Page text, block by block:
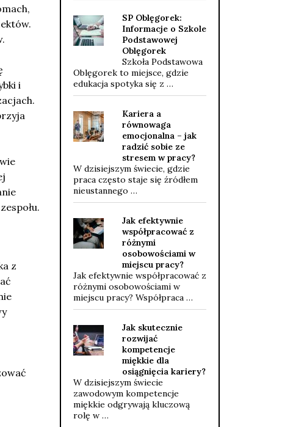
i
z
SP Oblęgorek:
Informacje o Szkole
Podstawowej
Oblęgorek
Szkoła Podstawowa
Oblęgorek to miejsce, gdzie
edukacja spotyka się z …
Kariera a
równowaga
emocjonalna – jak
radzić sobie ze
stresem w pracy?
W dzisiejszym świecie, gdzie
praca często staje się źródłem
nieustannego …
Jak efektywnie
współpracować z
różnymi
osobowościami w
miejscu pracy?
Jak efektywnie współpracować z
różnymi osobowościami w
miejscu pracy? Współpraca …
Jak skutecznie
rozwijać
kompetencje
miękkie dla
osiągnięcia kariery?
W dzisiejszym świecie
zawodowym kompetencje
miękkie odgrywają kluczową
rolę w …